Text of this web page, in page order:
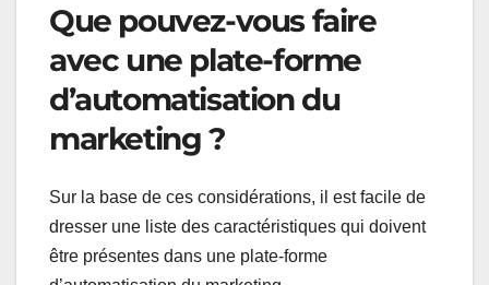
Que pouvez-vous faire
avec une plate-forme
d’automatisation du
marketing ?
Sur la base de ces considérations, il est facile de
dresser une liste des caractéristiques qui doivent
être présentes dans une plate-forme